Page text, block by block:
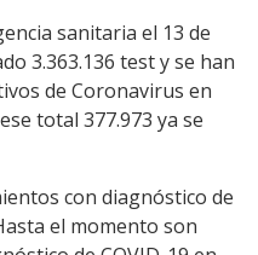
sanitaria el 13 de
3.363.136 test y se han
de Coronavirus en
total 377.973 ya se
con diagnóstico de
el momento son